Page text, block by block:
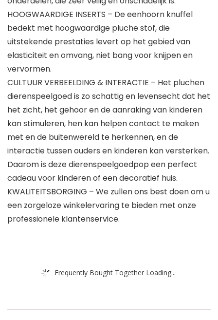
HOOGWAARDIGE INSERTS – De eenhoorn knuffel
bedekt met hoogwaardige pluche stof, die
uitstekende prestaties levert op het gebied van
elasticiteit en omvang, niet bang voor knijpen en
vervormen.
CULTUUR VERBEELDING & INTERACTIE – Het pluchen
dierenspeelgoed is zo schattig en levensecht dat het
het zicht, het gehoor en de aanraking van kinderen
kan stimuleren, hen kan helpen contact te maken
met en de buitenwereld te herkennen, en de
interactie tussen ouders en kinderen kan versterken.
Daarom is deze dierenspeelgoedpop een perfect
cadeau voor kinderen of een decoratief huis.
KWALITEITSBORGING – We zullen ons best doen om u
een zorgeloze winkelervaring te bieden met onze
professionele klantenservice.
Frequently Bought Together Loading...